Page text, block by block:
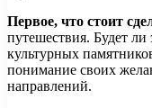
Первое, что стоит
путешествия. Будет
культурных
понимание своих
направлений.